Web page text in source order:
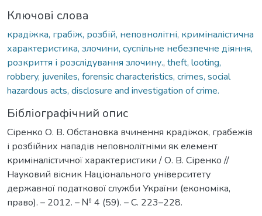
Ключові слова
крадіжка, грабіж, розбій, неповнолітні, криміналістична
характеристика, злочини, суспільне небезпечне діяння,
розкриття і розслідування злочину., theft, looting,
robbery, juveniles, forensic characteristics, crimes, social
hazardous acts, disclosure and investigation of crime.
Бібліографічний опис
Сіренко О. В. Обстановка вчинення крадіжок, грабежів
і розбійних нападів неповнолітніми як елемент
криміналістичної характеристики / О. В. Сіренко //
Науковий вісник Національного університету
державної податкової служби України (економіка,
право). – 2012. – № 4 (59). – С. 223–228.